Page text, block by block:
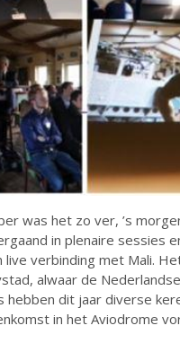
was het zo ver, ’s
in plenaire sessies
live verbinding met Mali.
alwaar de
hebben dit jaar diverse
in het Aviodrome